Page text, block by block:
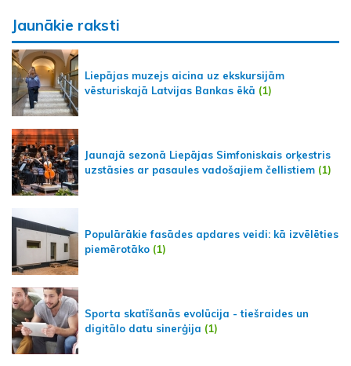
Jaunākie raksti
Liepājas muzejs aicina uz ekskursijām
vēsturiskajā Latvijas Bankas ēkā (1)
Jaunajā sezonā Liepājas Simfoniskais orķestris
uzstāsies ar pasaules vadošajiem čellistiem (1)
Populārākie fasādes apdares veidi: kā izvēlēties
piemērotāko (1)
Sporta skatīšanās evolūcija - tiešraides un
digitālo datu sinerģija (1)